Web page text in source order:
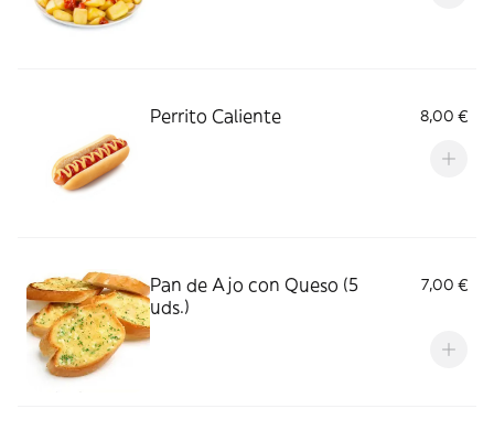
Perrito Caliente 8,00 €
Pan de Ajo con Queso (5
uds.)
7,00 €